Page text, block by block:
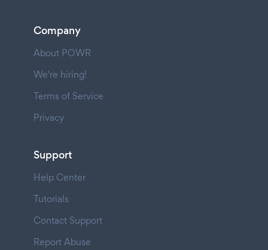
Company
About POWR
We're hiring!
Terms of Service
Privacy
Support
Help Center
Tutorials
Contact Support
Report Abuse